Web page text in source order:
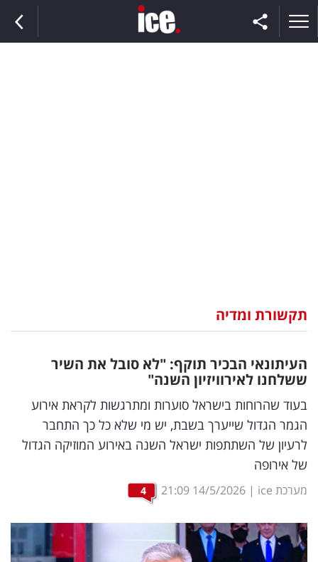
וצרכנות
דיגיטל
וטק
שיווק
ופרסום
משפט
מדדים
ומחקרים
תקשורת ומדיה
העיתונאי הבכיר תוקף: "לא סובל את השיר
ששלחנו לאירוויזיון השנה"
בעוד שהרוחות בישראל סוערות ומתרגשות לקראת אירוע
הגמר הגדול שייערך בשבת, יש מי שלא כל כך התחבר
לרעיון של השתתפות ישראל השנה באירוע המוזיקה הגדול
של אירופה
מערכת ice |
14/5/2026
21:09
4